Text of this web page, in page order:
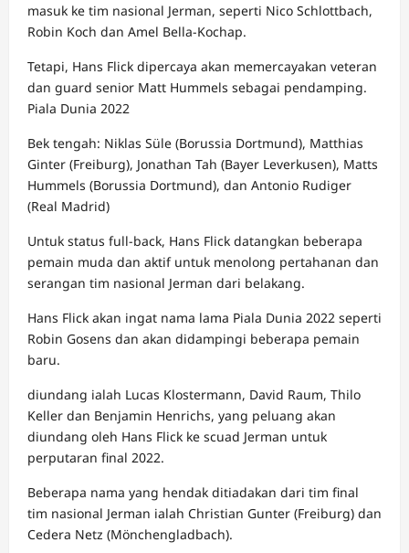
masuk ke tim nasional Jerman, seperti Nico Schlottbach,
Robin Koch dan Amel Bella-Kochap.
Tetapi, Hans Flick dipercaya akan memercayakan veteran
dan guard senior Matt Hummels sebagai pendamping.
Piala Dunia 2022
Bek tengah: Niklas Süle (Borussia Dortmund), Matthias
Ginter (Freiburg), Jonathan Tah (Bayer Leverkusen), Matts
Hummels (Borussia Dortmund), dan Antonio Rudiger
(Real Madrid)
Untuk status full-back, Hans Flick datangkan beberapa
pemain muda dan aktif untuk menolong pertahanan dan
serangan tim nasional Jerman dari belakang.
Hans Flick akan ingat nama lama Piala Dunia 2022 seperti
Robin Gosens dan akan didampingi beberapa pemain
baru.
diundang ialah Lucas Klostermann, David Raum, Thilo
Keller dan Benjamin Henrichs, yang peluang akan
diundang oleh Hans Flick ke scuad Jerman untuk
perputaran final 2022.
Beberapa nama yang hendak ditiadakan dari tim final
tim nasional Jerman ialah Christian Gunter (Freiburg) dan
Cedera Netz (Mönchengladbach).